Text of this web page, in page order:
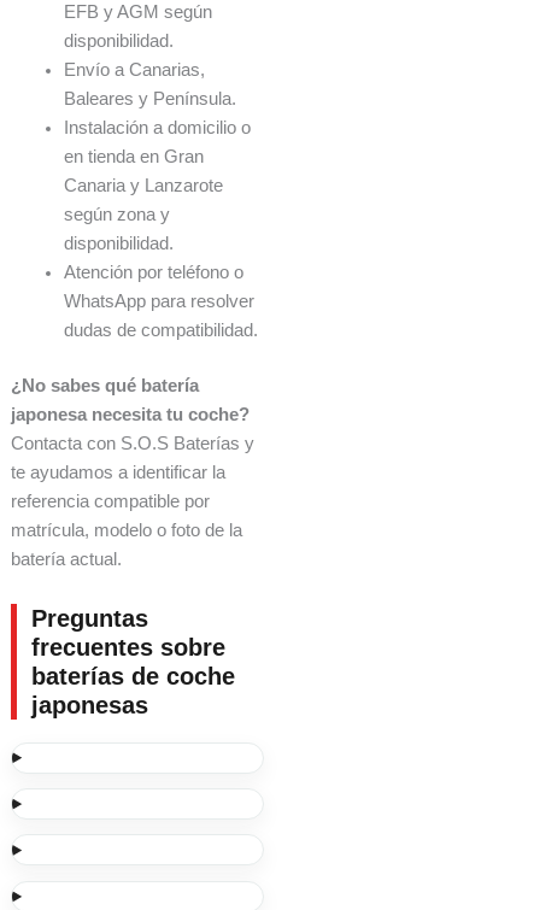
EFB y AGM según
disponibilidad.
Envío a Canarias,
Baleares y Península.
Instalación a domicilio o
en tienda en Gran
Canaria y Lanzarote
según zona y
disponibilidad.
Atención por teléfono o
WhatsApp para resolver
dudas de compatibilidad.
¿No sabes qué batería
japonesa necesita tu coche?
Contacta con S.O.S Baterías y
te ayudamos a identificar la
referencia compatible por
matrícula, modelo o foto de la
batería actual.
Preguntas
frecuentes sobre
baterías de coche
japonesas